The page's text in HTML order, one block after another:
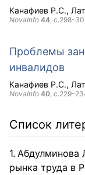
Канафиев Р.С.
NovaInfo 44, с.298-
Проблемы
инвалидов
Канафиев Р.С.
NovaInfo 40, с.229-
Список
Абдулминова
рынка труда в